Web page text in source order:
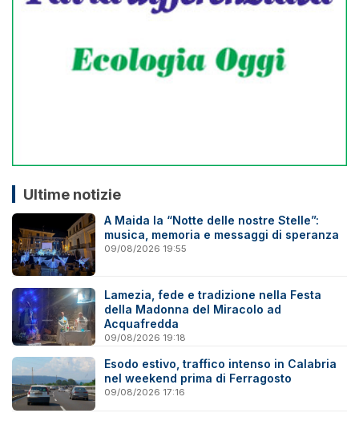
Ultime notizie
A Maida la “Notte delle nostre Stelle”:
musica, memoria e messaggi di speranza
09/08/2026 19:55
Lamezia, fede e tradizione nella Festa
della Madonna del Miracolo ad
Acquafredda
09/08/2026 19:18
Esodo estivo, traffico intenso in Calabria
nel weekend prima di Ferragosto
09/08/2026 17:16